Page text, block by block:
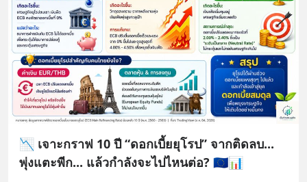
📉 เจาะกราฟ 10 ปี “ดอกเบี้ยยุโรป” จากติดลบ...
พุ่งแตะพีก... แล้วกำลังจะไปไหนต่อ? 🇪🇺📊